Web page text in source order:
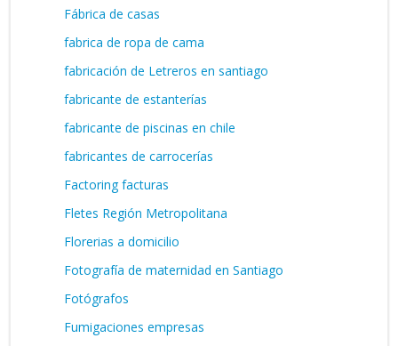
Fábrica de casas
fabrica de ropa de cama
fabricación de Letreros en santiago
fabricante de estanterías
fabricante de piscinas en chile
fabricantes de carrocerías
Factoring facturas
Fletes Región Metropolitana
Florerias a domicilio
Fotografía de maternidad en Santiago
Fotógrafos
Fumigaciones empresas